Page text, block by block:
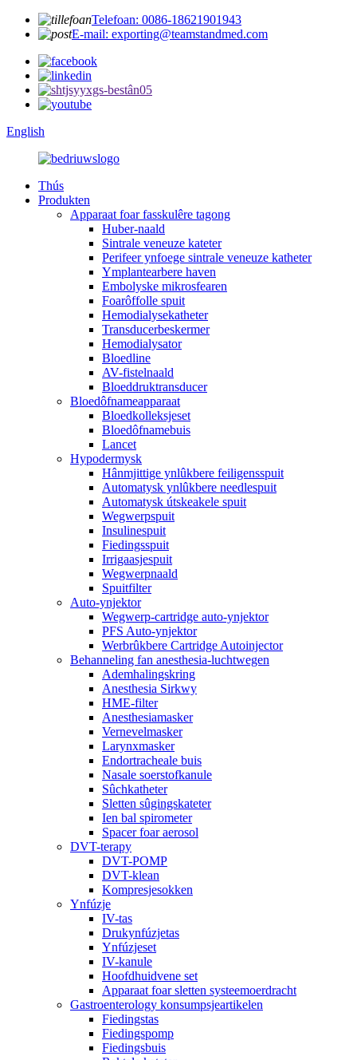
Telefoan: 0086-18621901943
E-mail: exporting@teamstandmed.com
English
Thús
Produkten
Apparaat foar fasskulêre tagong
Huber-naald
Sintrale veneuze kateter
Perifeer ynfoege sintrale veneuze katheter
Ymplantearbere haven
Embolyske mikrosfearen
Foarôffolle spuit
Hemodialysekatheter
Transducerbeskermer
Hemodialysator
Bloedline
AV-fistelnaald
Bloeddruktransducer
Bloedôfnameapparaat
Bloedkolleksjeset
Bloedôfnamebuis
Lancet
Hypodermysk
Hânmjittige ynlûkbere feiligensspuit
Automatysk ynlûkbere needlespuit
Automatysk útskeakele spuit
Wegwerpspuit
Insulinespuit
Fiedingsspuit
Irrigaasjespuit
Wegwerpnaald
Spuitfilter
Auto-ynjektor
Wegwerp-cartridge auto-ynjektor
PFS Auto-ynjektor
Werbrûkbere Cartridge Autoinjector
Behanneling fan anesthesia-luchtwegen
Ademhalingskring
Anesthesia Sirkwy
HME-filter
Anesthesiamasker
Vernevelmasker
Larynxmasker
Endortracheale buis
Nasale soerstofkanule
Sûchkatheter
Sletten sûgingskateter
Ien bal spirometer
Spacer foar aerosol
DVT-terapy
DVT-POMP
DVT-klean
Kompresjesokken
Ynfúzje
IV-tas
Drukynfúzjetas
Ynfúzjeset
IV-kanule
Hoofdhuidvene set
Apparaat foar sletten systeemoerdracht
Gastroenterology konsumpsjeartikelen
Fiedingstas
Fiedingspomp
Fiedingsbuis